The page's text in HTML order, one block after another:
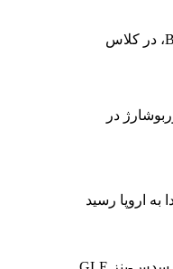
رودستر لوکس BYD، در کلاس
در
به اروپا رسید